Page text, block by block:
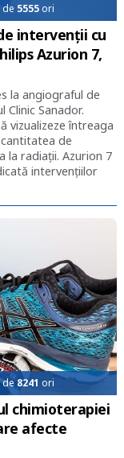
5555ori
intervenții cu
Azurion 7,
la angiograful de
Clinic Sanador.
vizualizeze întreaga
de
la radiații. Azurion 7
intervențiilor
de8241 ori
chimioterapiei
afecte